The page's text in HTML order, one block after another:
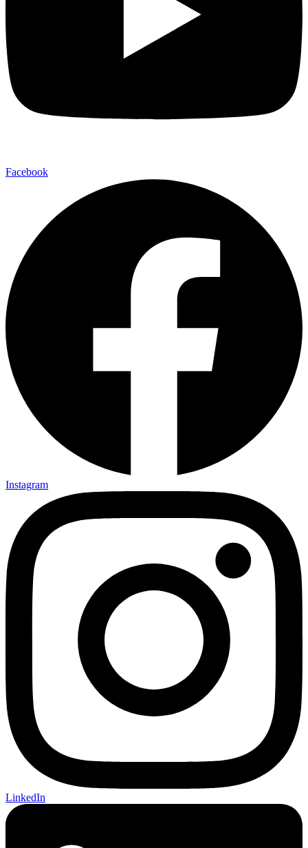
Facebook
Instagram
LinkedIn